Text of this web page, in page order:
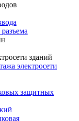
зданий
электросети
защитных